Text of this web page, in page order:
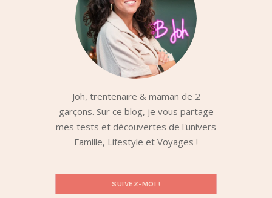
Joh, trentenaire & maman de 2
garçons. Sur ce blog, je vous partage
mes tests et découvertes de l'univers
Famille, Lifestyle et Voyages !
SUIVEZ-MOI !